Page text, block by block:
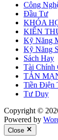
Công
Đầu Tư
KHÓA
KIẾN
Kỹ Năng
Kỹ Năng
Sách Hay
Tài Chính
TẢN
Tiền Điện
Tư Duy
Copyright ©
Powered by
Close